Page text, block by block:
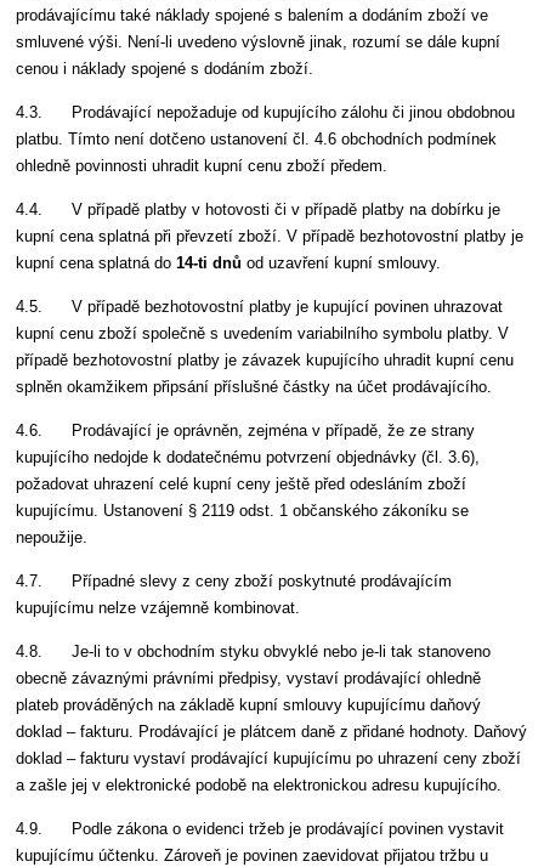
prodávajícímu také náklady spojené s balením a dodáním zboží ve
smluvené výši. Není-li uvedeno výslovně jinak, rozumí se dále kupní
cenou i náklady spojené s dodáním zboží.
4.3. Prodávající nepožaduje od kupujícího zálohu či jinou obdobnou
platbu. Tímto není dotčeno ustanovení čl. 4.6 obchodních podmínek
ohledně povinnosti uhradit kupní cenu zboží předem.
4.4. V případě platby v hotovosti či v případě platby na dobírku je
kupní cena splatná při převzetí zboží. V případě bezhotovostní platby je
kupní cena splatná do14-ti dnů od uzavření kupní smlouvy.
4.5. V případě bezhotovostní platby je kupující povinen uhrazovat
kupní cenu zboží společně s uvedením variabilního symbolu platby. V
případě bezhotovostní platby je závazek kupujícího uhradit kupní cenu
splněn okamžikem připsání příslušné částky na účet prodávajícího.
4.6. Prodávající je oprávněn, zejména v případě, že ze strany
kupujícího nedojde k dodatečnému potvrzení objednávky (čl. 3.6),
požadovat uhrazení celé kupní ceny ještě před odesláním zboží
kupujícímu. Ustanovení § 2119 odst. 1 občanského zákoníku se
nepoužije.
4.7. Případné slevy z ceny zboží poskytnuté prodávajícím
kupujícímu nelze vzájemně kombinovat.
4.8. Je-li to v obchodním styku obvyklé nebo je-li tak stanoveno
obecně závaznými právními předpisy, vystaví prodávající ohledně
plateb prováděných na základě kupní smlouvy kupujícímu daňový
doklad – fakturu. Prodávající je plátcem daně z přidané hodnoty. Daňový
doklad – fakturu vystaví prodávající kupujícímu po uhrazení ceny zboží
a zašle jej v elektronické podobě na elektronickou adresu kupujícího.
4.9. Podle zákona o evidenci tržeb je prodávající povinen vystavit
kupujícímu účtenku. Zároveň je povinen zaevidovat přijatou tržbu u